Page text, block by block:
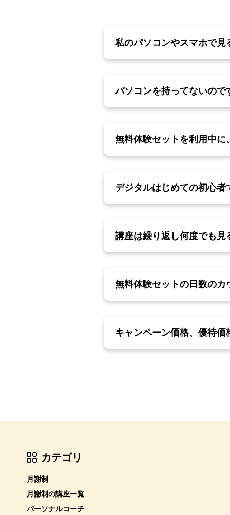
私のパソコンやスマホで見
パソコンを持ってないの
無料体験セットを利用中
デジタルはじめての初心
講座は繰り返し何度でも見
無料体験セットの日数の
キャンペーン価格、優待
カテゴリ
月謝制
月謝制の講座一覧
パーソナルコーチ